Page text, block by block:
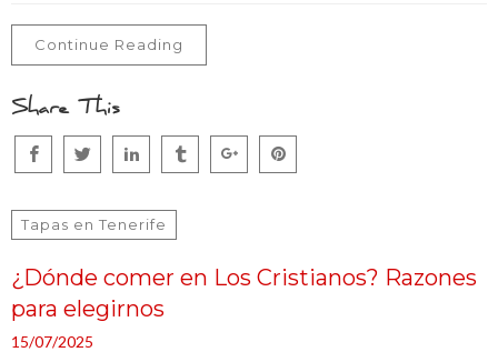
Continue Reading
Share This
Tapas en Tenerife
¿Dónde comer en Los Cristianos? Razones
para elegirnos
15/07/2025